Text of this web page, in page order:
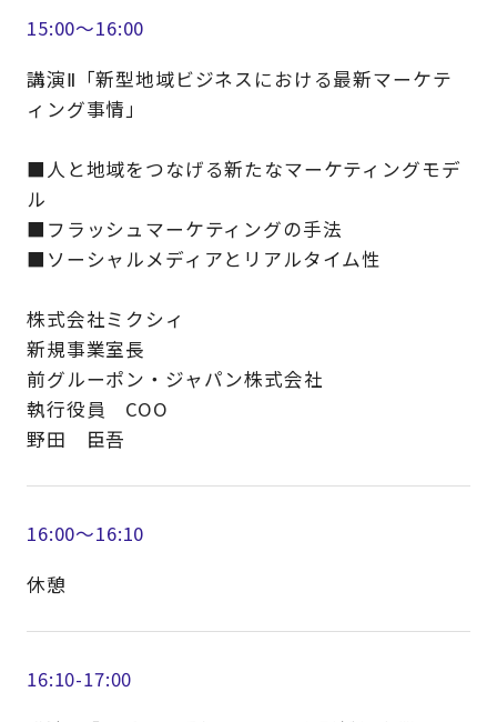
15:00～16:00
講演Ⅱ「新型地域ビジネスにおける最新マーケテ
ィング事情」
■人と地域をつなげる新たなマーケティングモデ
ル
■フラッシュマーケティングの手法
■ソーシャルメディアとリアルタイム性
株式会社ミクシィ
新規事業室長
前グルーポン・ジャパン株式会社
執行役員 COO
野田 臣吾
16:00～16:10
休憩
16:10-17:00